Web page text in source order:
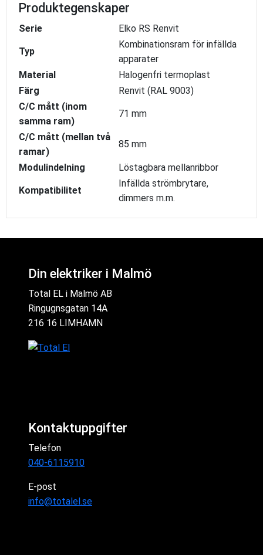
Produktegenskaper
Serie Elko RS Renvit
Typ
Kombinationsram för infällda
apparater
Material
Halogenfri termoplast
Färg
Renvit (RAL 9003)
C/C mått (inom
samma ram)
71 mm
C/C mått (mellan två
ramar)
85 mm
Modulindelning Löstagbara mellanribbor
Kompatibilitet
Infällda strömbrytare,
dimmers m.m.
Din elektriker i Malmö
Total EL i Malmö AB
Ringugnsgatan 14A
216 16 LIMHAMN
Kontaktuppgifter
Telefon
040-6115910
E-post
info@totalel.se